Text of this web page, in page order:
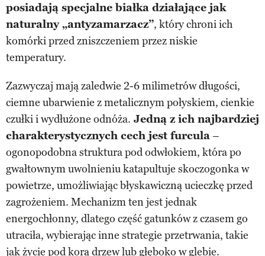
posiadają specjalne białka działające jak
naturalny „antyzamarzacz”, który chroni ich
komórki przed zniszczeniem przez niskie
temperatury.
Zazwyczaj mają zaledwie 2-6 milimetrów długości,
ciemne ubarwienie z metalicznym połyskiem, cienkie
czułki i wydłużone odnóża. Jedną z ich najbardziej
charakterystycznych cech jest furcula–
ogonopodobna struktura pod odwłokiem, która po
gwałtownym uwolnieniu katapultuje skoczogonka w
powietrze, umożliwiając błyskawiczną ucieczkę przed
zagrożeniem. Mechanizm ten jest jednak
energochłonny, dlatego część gatunków z czasem go
utraciła, wybierając inne strategie przetrwania, takie
jak życie pod korą drzew lub głęboko w glebie.